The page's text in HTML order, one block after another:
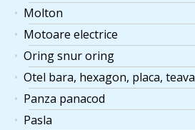
Molton
Motoare electrice
Oring snur oring
Otel bara, hexagon, placa, teava
Panza panacod
Pasla